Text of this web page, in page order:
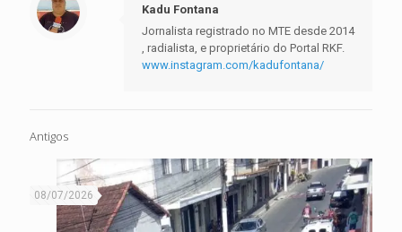
Kadu Fontana
Jornalista registrado no MTE desde 2014
, radialista, e proprietário do Portal RKF.
www.instagram.com/kadufontana/
Antigos
08/07/2026